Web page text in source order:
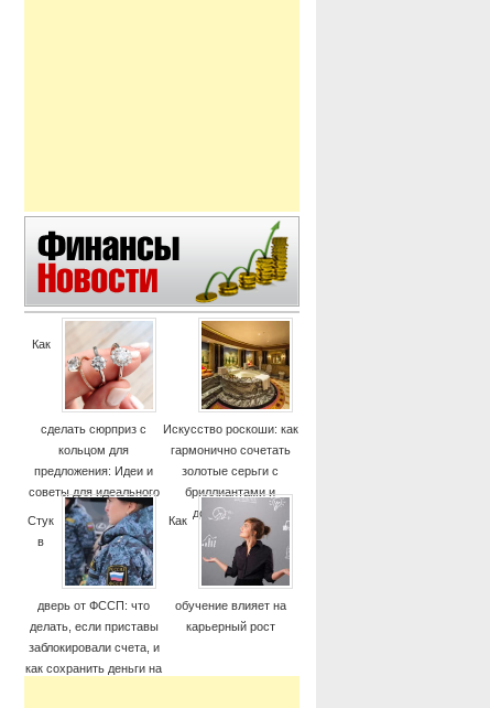
Как
сделать сюрприз с
кольцом для
предложения: Идеи и
советы для идеального
момента
Искусство роскоши: как
гармонично сочетать
золотые серьги с
бриллиантами и
дорогие часы
Стук
в
дверь от ФССП: что
делать, если приставы
заблокировали счета, и
как сохранить деньги на
Как
обучение влияет на
карьерный рост